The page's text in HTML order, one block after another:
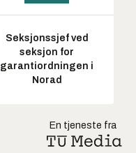
Seksjonssjef ved
seksjon for
garantiordningen i
Norad
En tjeneste fra